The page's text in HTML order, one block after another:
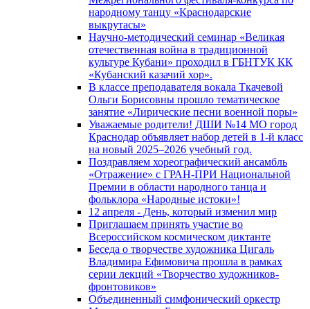
народному танцу «Краснодарские
выкрутасы»
Научно-методический семинар «Великая
отечественная война в традиционной
культуре Кубани» проходил в ГБНТУК КК
«Кубанский казачий хор».
В классе преподавателя вокала Ткачевой
Ольги Борисовны прошло тематическое
занятие «Лирические песни военной поры»
Уважаемые родители! ДШИ №14 МО город
Краснодар объявляет набор детей в 1-й класс
на новый 2025–2026 учебный год.
Поздравляем хореографический ансамбль
«Отражение» с ГРАН-ПРИ Национальной
Премии в области народного танца и
фольклора «Народные истоки»!
12 апреля - День, который изменил мир
Приглашаем принять участие во
Всероссийском космическом диктанте
Беседа о творчестве художника Цигаль
Владимира Ефимовича прошла в рамках
серии лекций «Творчество художников-
фронтовиков»
Объединенный симфонический оркестр